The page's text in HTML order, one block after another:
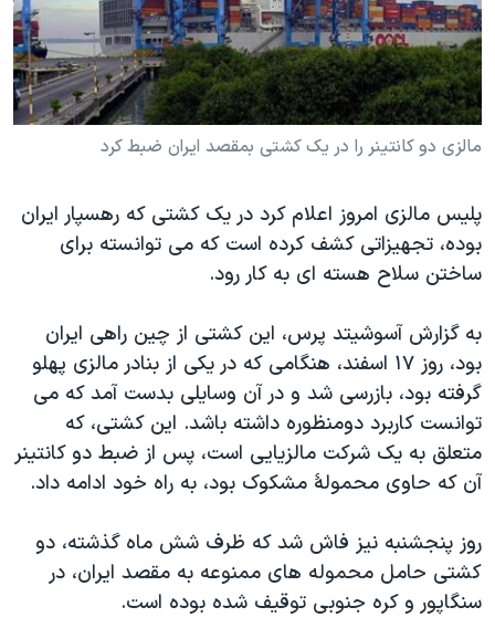
فرهنگ و زندگی
حقوق شهروندی
اقتصادی
علم و فناوری
گالری عکس
آرشیو پخش زنده
مستندها
انتخابات ریاست جمهوری آمریکا ۲۰۲۴
حمله جمهوری اسلامی به اسرائیل
رمز مهسا
اعتراضات زن، زندگی، آزادی
مجموعه مستندهای دادخواهی
دادگاه حمید نوری
چهل سال گروگان‌گیری
قانون شفافیت دارائی کادر رهبری ایران
اعتراضات مردمی آبان ۹۸
اسرائیل در جنگ
نرگس محمدی برنده جایزه نوبل صلح
همایش محافظه‌کاران آمریکا «سی‌پک»
صفحه‌های ویژه
دنبال کنید
مالزی دو کانتينر را در يک کشتی بمقصد ايران ضبط کرد
پليس مالزی امروز اعلام کرد در يک کشتی که رهسپار ايران
بوده، تجهيزاتی کشف کرده است که می توانسته برای
ساختن سلاح هسته ای به کار رود.
به گزارش آسوشيتد پرس، اين کشتی از چين راهی ايران
بود، روز ۱۷ اسفند، هنگامی که در يکی از بنادر مالزی پهلو
گرفته بود، بازرسی شد و در آن وسايلی بدست آمد که می
توانست کاربرد دومنظوره داشته باشد. اين کشتی، که
متعلق به يک شرکت مالزيايی است، پس از ضبط دو کانتينر
آن که حاوی محمولۀ مشکوک بود، به راه خود ادامه داد.
روز پنجشنبه نيز فاش شد که ظرف شش ماه گذشته، دو
کشتی حامل محموله های ممنوعه به مقصد ايران، در
سنگاپور و کره جنوبی توقيف شده بوده است.